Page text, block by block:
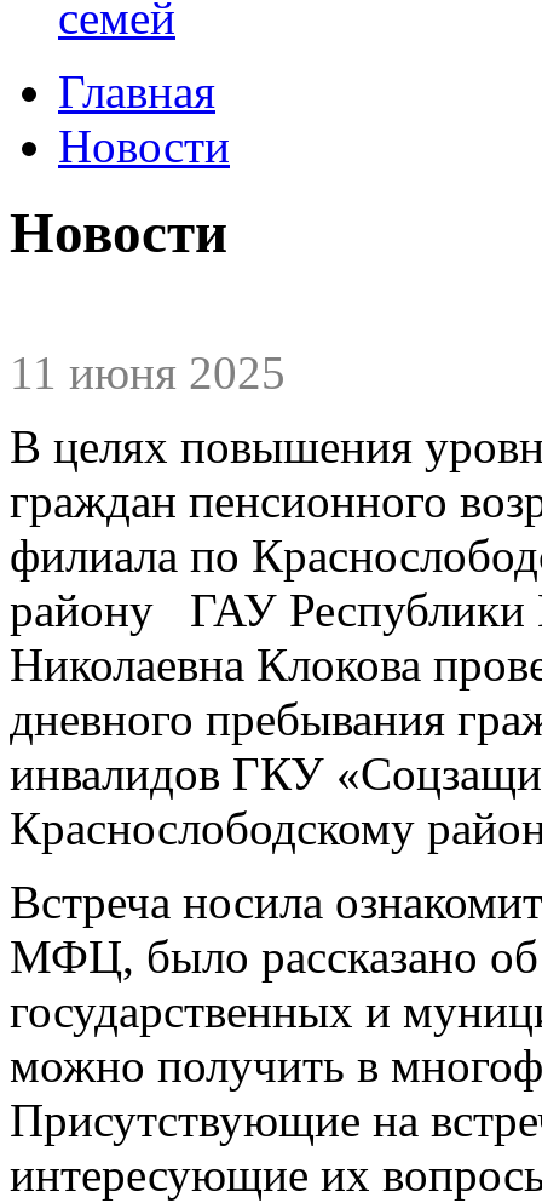
семей
Главная
Новости
Новости
11 июня 2025
В целях повышения
граждан пенсионного
филиала по
району ГАУ
Николаевна Клокова
дневного пребывания
инвалидов ГКУ
Краснослободскому
Встреча носила
МФЦ, было рассказано об
государственных и
можно получить в
Присутствующие на
интересующие их